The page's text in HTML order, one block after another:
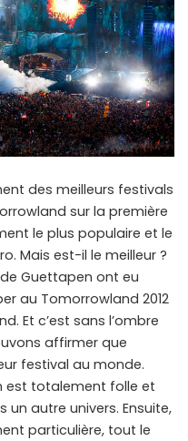
des meilleurs festivals
sur la première
le plus populaire et le
Mais est-il le meilleur ?
Guettapen ont eu
au Tomorrowland 2012
Et c’est sans l’ombre
affirmer que
festival au monde.
est totalement folle et
autre univers. Ensuite,
particulière, tout le